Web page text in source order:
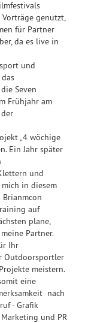
genutzt,
für Partner
da es live in
und
Seven
Frühjahr am
„4 wöchige
Ein Jahr später
und
in diesem
auf
plane,
Partner.
Ihr
Outdoorsportler
meistern.
eine
nach
- Grafik
und PR